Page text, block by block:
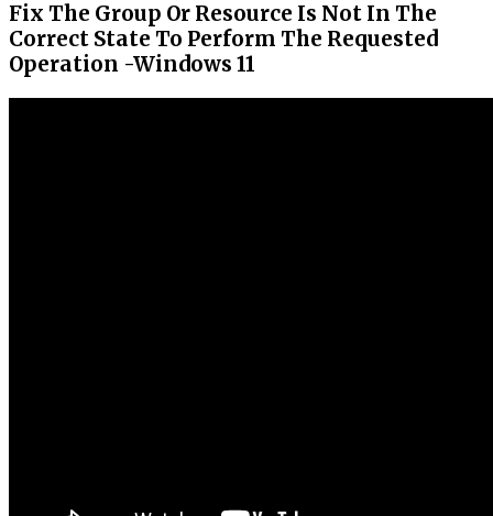
Fix The Group Or Resource Is Not In The
Correct State To Perform The Requested
Operation -Windows 11